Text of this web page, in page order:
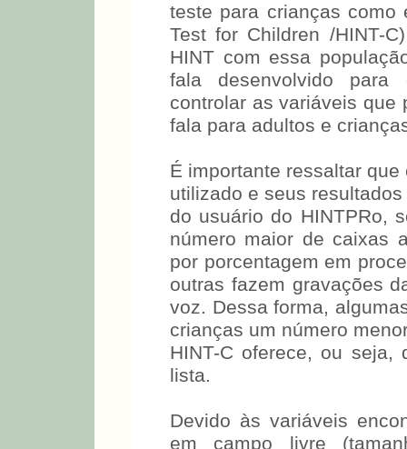
teste para crianças como
Test for Children /HINT-
HINT com essa
fala desenvolvido para
controlar as variáveis que
fala para adultos e
É importante ressaltar
utilizado e seus
do usuário do HINTPRo,
número maior de caixas
por porcentagem em
outras fazem gravações
voz. Dessa forma,
crianças um número
HINT-C oferece, ou
lista.
Devido às variáveis
em campo livre